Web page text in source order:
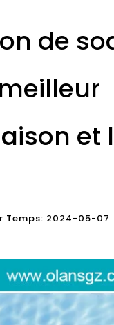
de
et
Temps: 2024-05-